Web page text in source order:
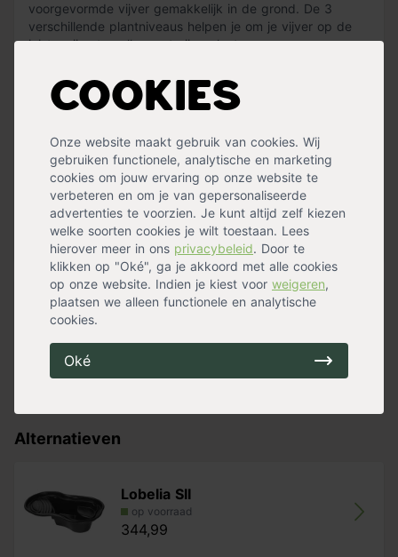
Cookies
Onze website maakt gebruik van cookies. Wij
gebruiken functionele, analytische en marketing
cookies om jouw ervaring op onze website te
verbeteren en om je van gepersonaliseerde
advertenties te voorzien. Je kunt altijd zelf kiezen
welke soorten cookies je wilt toestaan. Lees
hierover meer in ons privacybeleid. Door te
klikken op "Oké", ga je akkoord met alle cookies
op onze website. Indien je kiest voor weigeren,
plaatsen we alleen functionele en analytische
cookies.
Oké
voorgevormde vijver gemakkelijk in de grond. De 3
verschillende plantniveaus helpen je om je vijver op de
juiste wijze te vullen met vijverplanten.
Heeft een afmeting van 119 x 79 cm en diepte van 45
« Lees minder
jarenlange ervaring ontwikkelen ze voorgevormde vijvers
van hoge kwaliteit. Je bent daarmee verzekerd van
duurzame kwaliteit, optimale constructie en een mooie
vijver.
Specificaties
Geschikt voor
Alternatieven
Lobelia SII
op voorraad
344,99